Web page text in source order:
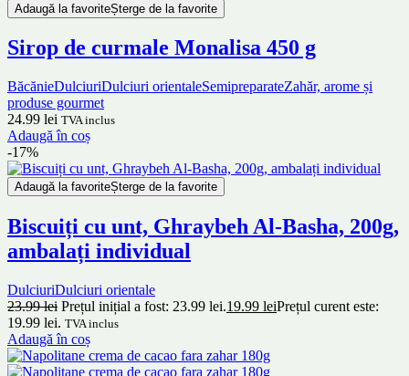
Adaugă la favoriteȘterge de la favorite
Sirop de curmale Monalisa 450 g
BăcănieDulciuriDulciuri orientaleSemipreparateZahăr, arome și
produse gourmet
24.99 lei TVA inclus
Adaugă în coș
-17%
Adaugă la favoriteȘterge de la favorite
Biscuiți cu unt, Ghraybeh Al-Basha, 200g,
ambalați individual
DulciuriDulciuri orientale
23.99lei Prețul inițial a fost: 23.99 lei.19.99 leiPrețul curent este:
19.99 lei. TVA inclus
Adaugă în coș